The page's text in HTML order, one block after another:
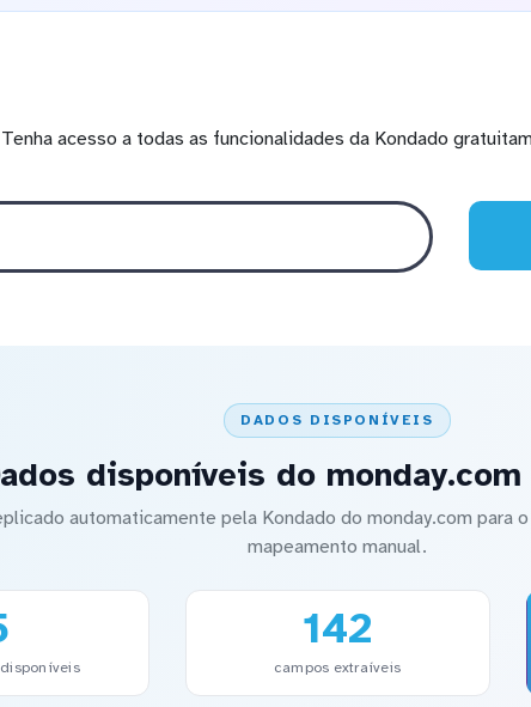
Tenha acesso a todas as funcionalidades da Kondado
DADOS DISPONÍVEIS
disponíveis do monday.com
automaticamente pela Kondado do monday.com para
mapeamento manual.
142
campos extraíveis